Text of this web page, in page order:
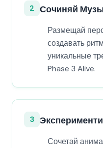
2 Сочиняй
Размещай
создавать
уникальные
Phase 3 Alive.
3
Сочетай